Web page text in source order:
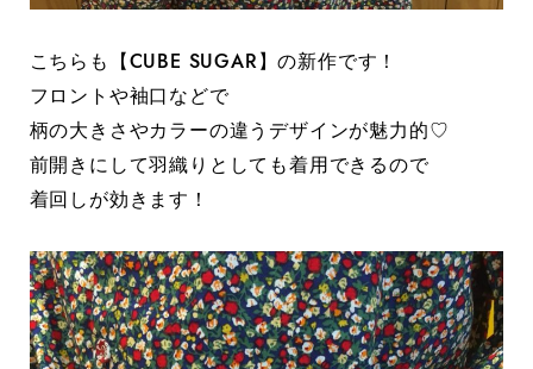
こちらも【CUBE SUGAR】の新作です！
フロントや袖口などで
柄の大きさやカラーの違うデザインが魅力的♡
前開きにして羽織りとしても着用できるので
着回しが効きます！